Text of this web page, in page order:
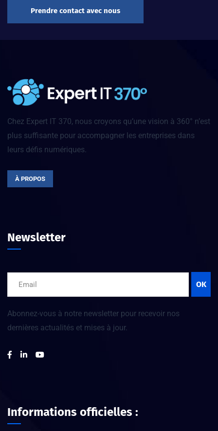
Prendre contact avec nous
Chez Expert IT 370, nous croyons qu’une vision à 360° n’est
plus suffisante pour accompagner les entreprises dans
leurs défis numériques.
À PROPOS
Newsletter
OK
Abonnez-vous à notre newsletter pour recevoir nos
dernières actualités et mises à jour.
Informations officielles :